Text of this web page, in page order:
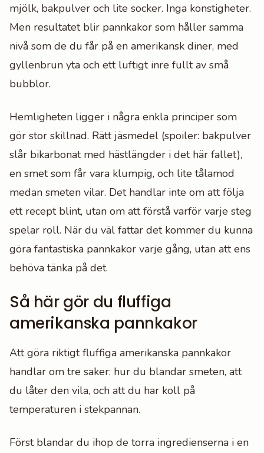
mjölk, bakpulver och lite socker. Inga konstigheter.
Men resultatet blir pannkakor som håller samma
nivå som de du får på en amerikansk diner, med
gyllenbrun yta och ett luftigt inre fullt av små
bubblor.
Hemligheten ligger i några enkla principer som
gör stor skillnad. Rätt jäsmedel (spoiler: bakpulver
slår bikarbonat med hästlängder i det här fallet),
en smet som får vara klumpig, och lite tålamod
medan smeten vilar. Det handlar inte om att följa
ett recept blint, utan om att förstå varför varje steg
spelar roll. När du väl fattar det kommer du kunna
göra fantastiska pannkakor varje gång, utan att ens
behöva tänka på det.
Så här gör du fluffiga
amerikanska pannkakor
Att göra riktigt fluffiga amerikanska pannkakor
handlar om tre saker: hur du blandar smeten, att
du låter den vila, och att du har koll på
temperaturen i stekpannan.
Först blandar du ihop de torra ingredienserna i en